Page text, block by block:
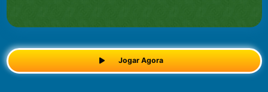
Jogar Agora